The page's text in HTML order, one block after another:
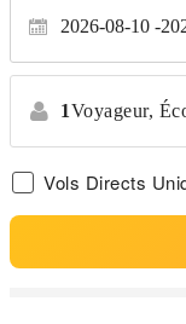
2026-08-10
1Voyageur,
Vols Directs